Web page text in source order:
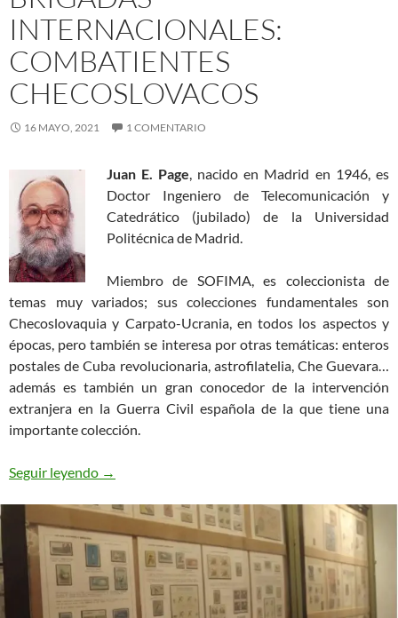
INTERNACIONALES:
COMBATIENTES
CHECOSLOVACOS
16 MAYO, 2021 1 COMENTARIO
Juan E. Page, nacido en Madrid en 1946, es
Doctor Ingeniero de Telecomunicación y
Catedrático (jubilado) de la Universidad
Politécnica de Madrid.
Miembro de SOFIMA, es coleccionista de
temas muy variados; sus colecciones fundamentales son
Checoslovaquia y Carpato-Ucrania, en todos los aspectos y
épocas, pero también se interesa por otras temáticas: enteros
postales de Cuba revolucionaria, astrofilatelia, Che Guevara…
además es también un gran conocedor de la intervención
extranjera en la Guerra Civil española de la que tiene una
importante colección.
Seguir leyendo Brigadas Internacionales: Combatientes
→